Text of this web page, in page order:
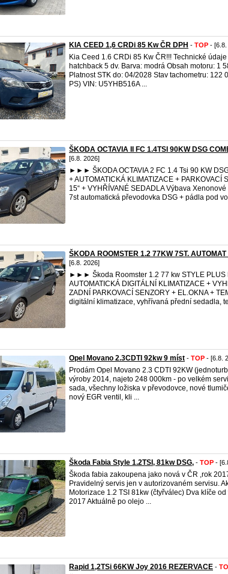
KIA CEED 1,6 CRDi 85 Kw ČR DPH - TOP - [6.8.
Kia Ceed 1.6 CRDi 85 Kw ČR!!! Technické
hatchback 5 dv. Barva: modrá Obsah motoru: 1
Platnost STK do: 04/2028 Stav tachometru: 122
PS) VIN: U5YHB516A ...
ŠKODA OCTAVIA II FC 1.4TSI 90KW DSG
[6.8. 2026]
►►► ŠKODA OCTAVIA 2 FC 1.4 Tsi 90 KW
+ AUTOMATICKÁ KLIMATIZACE + PARKOVACÍ
15“ + VYHŘÍVANÉ SEDADLA Výbava
7st automatická převodovka DSG + pádla pod
ŠKODA ROOMSTER 1.2 77KW 7ST. AUTOMAT
[6.8. 2026]
►►► Škoda Roomster 1.2 77 kw STYLE PLUS
AUTOMATICKÁ DIGITÁLNÍ KLIMATIZACE +
ZADNÍ PARKOVACÍ SENZORY + EL.OKNA +
digitální klimatizace, vyhřívaná přední sedadla,
Opel Movano 2.3CDTI 92kw 9 míst - TOP - [6.8.
Prodám Opel Movano 2.3 CDTI 92KW
výroby 2014, najeto 248 000km - po velkém
sada, všechny ložiska v převodovce, nové
nový EGR ventil, kli ...
Škoda Fabia Style 1.2TSI, 81kw DSG, - TOP -
Škoda fabia zakoupena jako nová v ČR ,rok
Pravidelný servis jen v autorizovaném servisu.
Motorizace 1.2 TSI 81kw (čtyřválec) Dva klíče
2017 Aktuálně po olejo ...
Rapid 1,2TSi 66KW Joy 2016 REZERVACE -